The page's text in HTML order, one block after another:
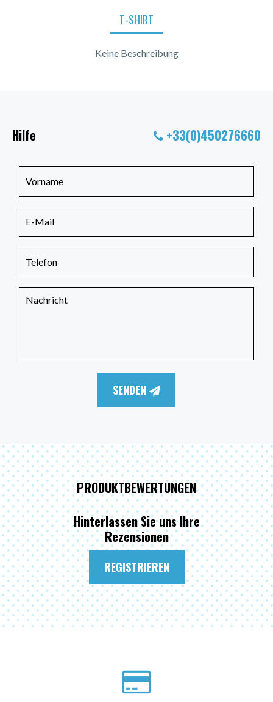
T-SHIRT
Keine Beschreibung
Hilfe +33(0)450276660
SENDEN
PRODUKTBEWERTUNGEN
Hinterlassen Sie uns Ihre
Rezensionen
REGISTRIEREN